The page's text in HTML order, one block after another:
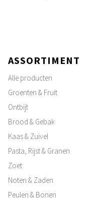
ASSORTIMENT
Alle producten
Groenten & Fruit
Ontbijt
Brood & Gebak
Kaas & Zuivel
Pasta, Rijst & Granen
Zoet
Noten & Zaden
Peulen & Bonen